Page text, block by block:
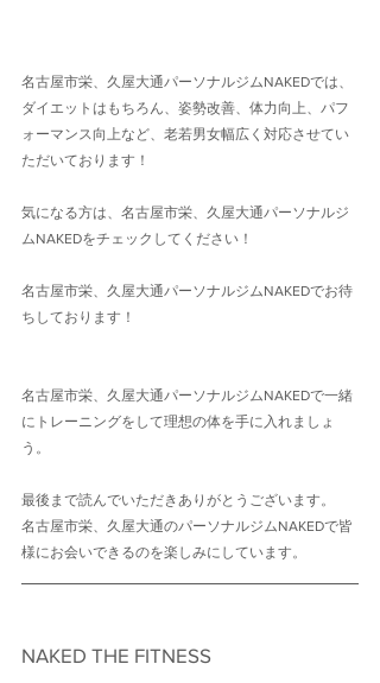
名古屋市栄、久屋大通パーソナルジムNAKEDでは、
ダイエットはもちろん、姿勢改善、体力向上、パフ
ォーマンス向上など、老若男女幅広く対応させてい
ただいております！
気になる方は、名古屋市栄、久屋大通パーソナルジ
ムNAKEDをチェックしてください！
名古屋市栄、久屋大通パーソナルジムNAKEDでお待
ちしております！
名古屋市栄、久屋大通パーソナルジムNAKEDで一緒
にトレーニングをして理想の体を手に入れましょ
う。
最後まで読んでいただきありがとうございます。
名古屋市栄、久屋大通のパーソナルジムNAKEDで皆
様にお会いできるのを楽しみにしています。
NAKED THE FITNESS